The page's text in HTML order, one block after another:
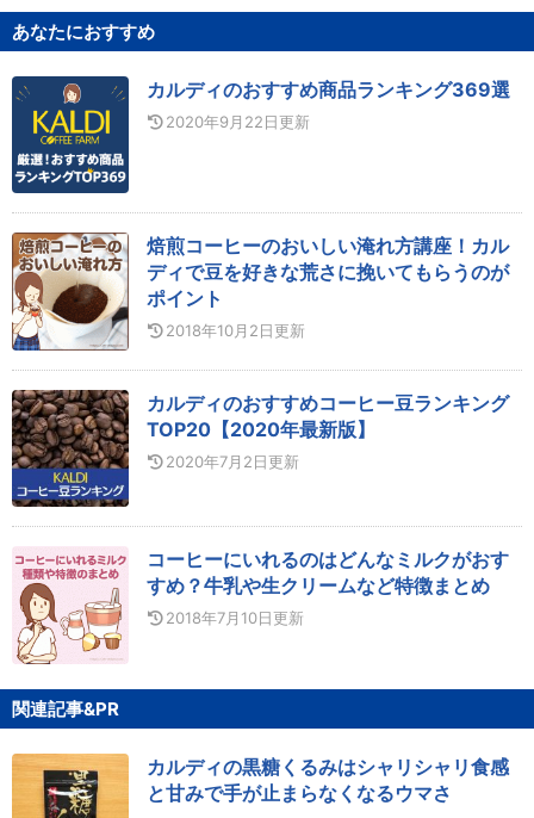
あなたにおすすめ
カルディのおすすめ商品ランキング369選
2020年9月22日更新
焙煎コーヒーのおいしい淹れ方講座！カル
ディで豆を好きな荒さに挽いてもらうのが
ポイント
2018年10月2日更新
カルディのおすすめコーヒー豆ランキング
TOP20【2020年最新版】
2020年7月2日更新
コーヒーにいれるのはどんなミルクがおす
すめ？牛乳や生クリームなど特徴まとめ
2018年7月10日更新
関連記事&PR
カルディの黒糖くるみはシャリシャリ食感
と甘みで手が止まらなくなるウマさ